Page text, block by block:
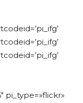
pi_type=»flickr»